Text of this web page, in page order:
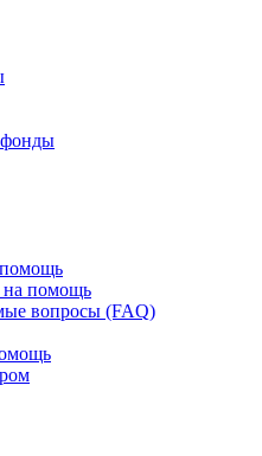
фонды
на помощь
вопросы (FAQ)